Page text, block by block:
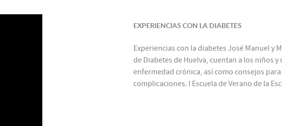
EXPERIENCIAS CON LA DIABETES
Experiencias con la diabetes José Manuel y
de Diabetes de Huelva, cuentan a los niños
enfermedad crónica, así como consejos
complicaciones. I Escuela de Verano de la